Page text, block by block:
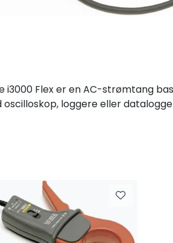
i3000 Flex er en AC-strømtang
oscilloskop, loggere eller